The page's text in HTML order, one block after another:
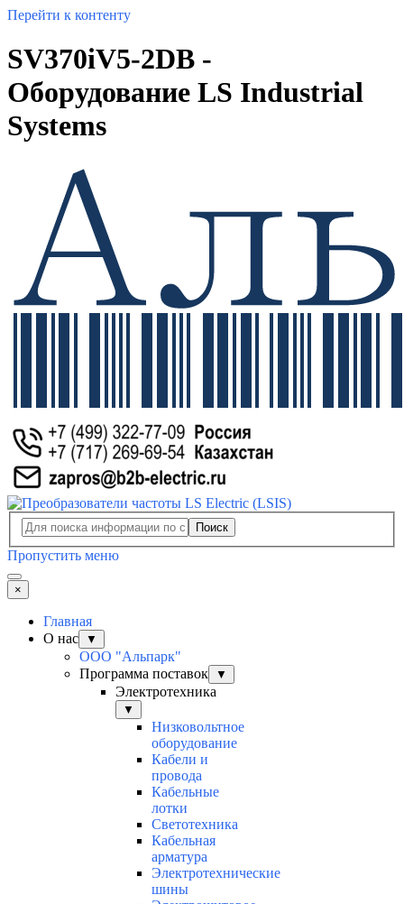
Перейти к контенту
SV370iV5-2DB -
Оборудование LS Industrial
Systems
Поиск
Пропустить меню
×
Главная
О нас
▼
ООО "Альпарк"
Программа поставок
▼
Электротехника
▼
Низковольтное
оборудование
Кабели и
провода
Кабельные
лотки
Светотехника
Кабельная
арматура
Электротехнические
шины